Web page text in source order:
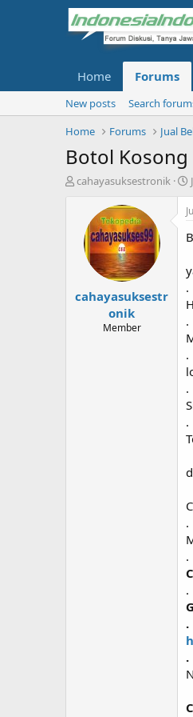
Home Forums
New posts
Search
Home
Forums Jual
Botol
T
a
cahayasuksestronik
t
t
cahayasuksestr
onik
Member
.
.
.
.
.
.
.
.
.
.